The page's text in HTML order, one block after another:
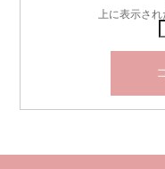
上に表示され